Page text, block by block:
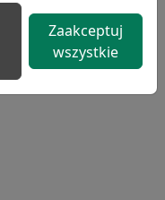
Zaakceptuj
wszystkie